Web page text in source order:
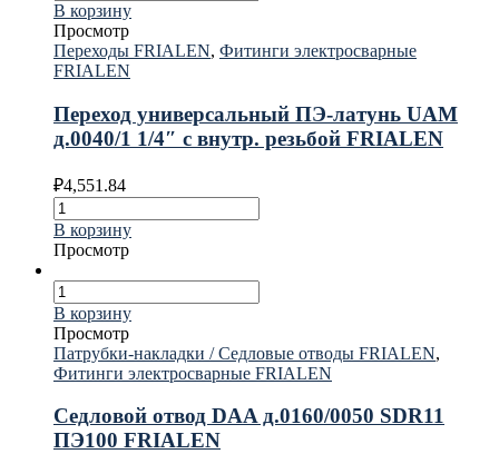
В корзину
Просмотр
Переходы FRIALEN, Фитинги электросварные
FRIALEN
Переход универсальный ПЭ-латунь UAM
д.0040/1 1/4″ с внутр. резьбой FRIALEN
₽4,551.84
В корзину
Просмотр
В корзину
Просмотр
Патрубки-накладки / Седловые отводы FRIALEN,
Фитинги электросварные FRIALEN
Седловой отвод DAA д.0160/0050 SDR11
ПЭ100 FRIALEN